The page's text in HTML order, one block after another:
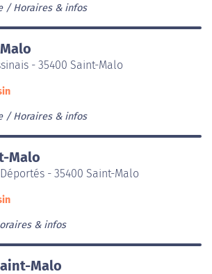
Horaires & infos
- 35400 Saint-Malo
Horaires & infos
Malo
- 35400 Saint-Malo
& infos
Malo